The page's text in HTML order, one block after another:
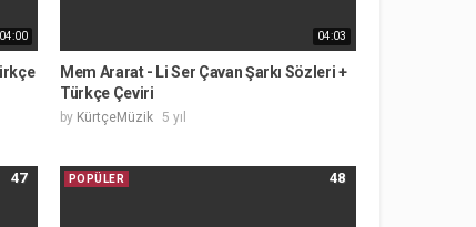
04:00 04:03
Mem Ararat - Li Ser Çavan Şarkı Sözleri +
Türkçe Çeviri
by KürtçeMüzik 5 yıl
47 48
POPÜLER